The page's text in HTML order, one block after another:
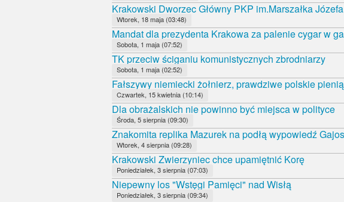
Krakowski Dworzec Główny PKP im.Marszałka
Wtorek, 18 maja (03:48)
Mandat dla prezydenta Krakowa za palenie cygar w
Sobota, 1 maja (07:52)
TK przeciw ściganiu komunistycznych zbrodniarzy
Sobota, 1 maja (02:52)
Fałszywy niemiecki żołnierz, prawdziwe polskie
Czwartek, 15 kwietnia (10:14)
Dla obrażalskich nie powinno być miejsca w polityce
Środa, 5 sierpnia (09:30)
Znakomita replika Mazurek na podłą wypowiedź
Wtorek, 4 sierpnia (09:28)
Krakowski Zwierzyniec chce upamiętnić Korę
Poniedziałek, 3 sierpnia (07:03)
Niepewny los "Wstęgi Pamięci" nad Wisłą
Poniedziałek, 3 sierpnia (09:34)